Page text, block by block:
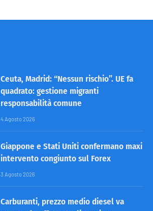
Ceuta, Madrid: “Nessun rischio”. UE fa
quadrato: gestione migranti
responsabilità comune
4 Agosto 2026
Giappone e Stati Uniti confermano maxi
intervento congiunto sul Forex
3 Agosto 2026
Carburanti, prezzo medio diesel va